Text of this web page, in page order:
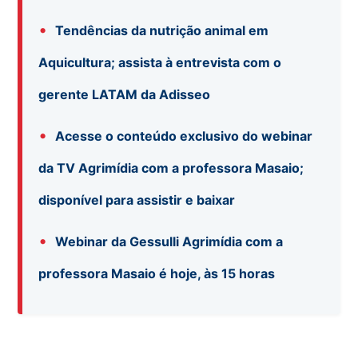
•
Tendências da nutrição animal em
Aquicultura; assista à entrevista com o
gerente LATAM da Adisseo
•
Acesse o conteúdo exclusivo do webinar
da TV Agrimídia com a professora Masaio;
disponível para assistir e baixar
•
Webinar da Gessulli Agrimídia com a
professora Masaio é hoje, às 15 horas